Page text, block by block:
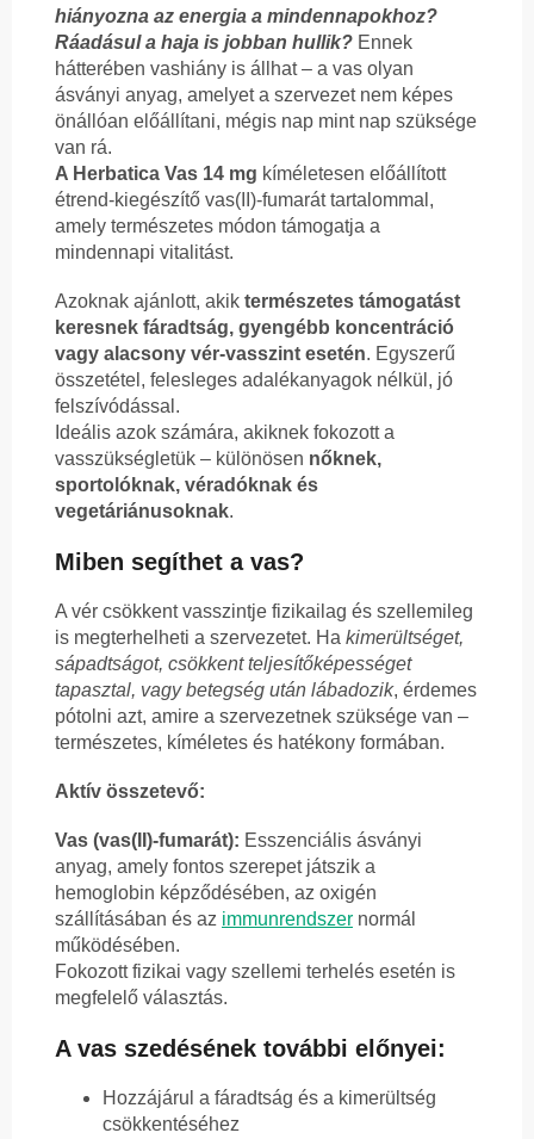
hiányozna az energia a mindennapokhoz?
Ráadásul a haja is jobban hullik? Ennek
hátterében vashiány is állhat – a vas olyan
ásványi anyag, amelyet a szervezet nem képes
önállóan előállítani, mégis nap mint nap szüksége
van rá.
A Herbatica Vas 14 mg kíméletesen előállított
étrend-kiegészítő vas(II)-fumarát tartalommal,
amely természetes módon támogatja a
mindennapi vitalitást.
Azoknak ajánlott, akik természetes támogatást
keresnek fáradtság, gyengébb koncentráció
vagy alacsony vér-vasszint esetén. Egyszerű
összetétel, felesleges adalékanyagok nélkül, jó
felszívódással.
Ideális azok számára, akiknek fokozott a
vasszükségletük – különösen nőknek,
sportolóknak, véradóknak és
vegetáriánusoknak.
Miben segíthet a vas?
A vér csökkent vasszintje fizikailag és szellemileg
is megterhelheti a szervezetet. Ha kimerültséget,
sápadtságot, csökkent teljesítőképességet
tapasztal, vagy betegség után lábadozik, érdemes
pótolni azt, amire a szervezetnek szüksége van –
természetes, kíméletes és hatékony formában.
Aktív összetevő:
Vas (vas(II)-fumarát): Esszenciális ásványi
anyag, amely fontos szerepet játszik a
hemoglobin képződésében, az oxigén
szállításában és az immunrendszer normál
működésében.
Fokozott fizikai vagy szellemi terhelés esetén is
megfelelő választás.
A vas szedésének további előnyei:
Hozzájárul a fáradtság és a kimerültség
csökkentéséhez